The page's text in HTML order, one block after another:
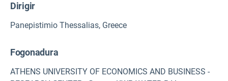
Dirigir
Panepistimio Thessalias, Greece
Fogonadura
ATHENS UNIVERSITY OF ECONOMICS AND BUSINESS -